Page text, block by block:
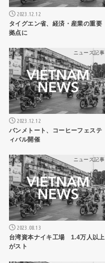
2023.12.12
タイグエン省、経済・産業の重要
拠点に
ニュース記事
2023.12.12
バンメトート、コーヒーフェステ
ィバル開催
ニュース記事
2023.08.13
台湾資本ナイキ工場 1.4万人以上
がスト